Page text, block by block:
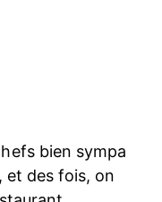
bien sympa
et des fois, on